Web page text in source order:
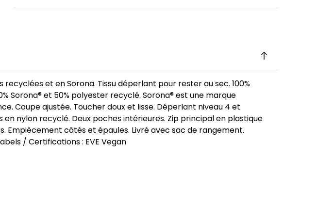
et en Sorona. Tissu déperlant pour rester au sec. 100%
Sorona® et 50% polyester recyclé. Sorona® est une marque
Coupe ajustée. Toucher doux et lisse. Déperlant niveau 4 et
nylon recyclé. Deux poches intérieures. Zip principal en plastique
Empiècement côtés et épaules. Livré avec sac de rangement.
/ Certifications : EVE Vegan